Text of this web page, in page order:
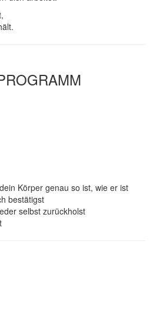
Körper genau so ist, wie er ist
bestätigst
selbst zurückholst